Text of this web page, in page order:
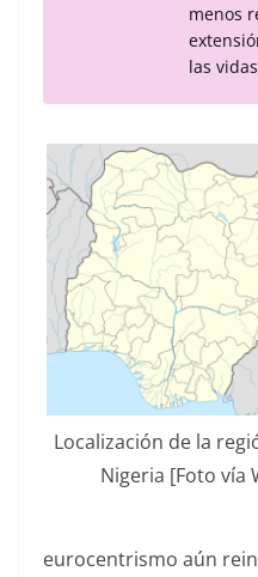
menos
las
Localización de la
Nigeria [Foto vía
eurocentrismo aún